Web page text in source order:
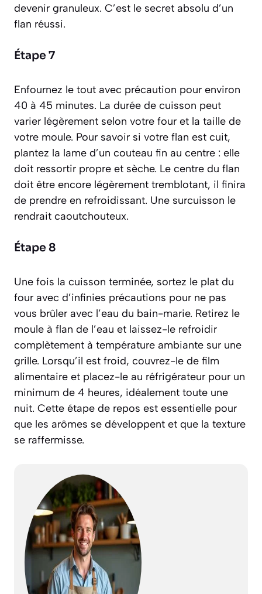
devenir granuleux. C’est le secret absolu d’un
flan réussi.
Étape 7
Enfournez le tout avec précaution pour environ
40 à 45 minutes. La durée de cuisson peut
varier légèrement selon votre four et la taille de
votre moule. Pour savoir si votre flan est cuit,
plantez la lame d’un couteau fin au centre : elle
doit ressortir propre et sèche. Le centre du flan
doit être encore légèrement tremblotant, il finira
de prendre en refroidissant. Une surcuisson le
rendrait caoutchouteux.
Étape 8
Une fois la cuisson terminée, sortez le plat du
four avec d’infinies précautions pour ne pas
vous brûler avec l’eau du bain-marie. Retirez le
moule à flan de l’eau et laissez-le refroidir
complètement à température ambiante sur une
grille. Lorsqu’il est froid, couvrez-le de film
alimentaire et placez-le au réfrigérateur pour un
minimum de 4 heures, idéalement toute une
nuit. Cette étape de repos est essentielle pour
que les arômes se développent et que la texture
se raffermisse.